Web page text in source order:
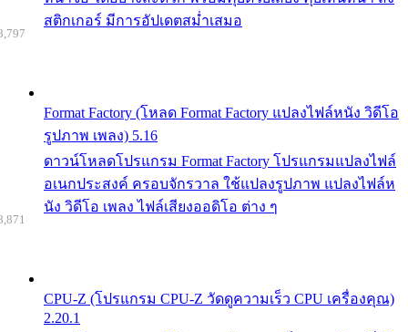
สติกเกอร์ มีการอัปเดตสม่ำเสมอ
Format Factory (โหลด Format Factory แปลงไฟล์หนัง วิดีโอ
รูปภาพ เพลง) 5.16
ดาวน์โหลดโปรแกรม Format Factory โปรแกรมแปลงไฟล์
อเนกประสงค์ ครอบจักรวาล ใช้แปลงรูปภาพ แปลงไฟล์ห
นัง วิดีโอ เพลง ไฟล์เสียงออดิโอ ต่าง ๆ
CPU-Z (โปรแกรม CPU-Z วัดดูความเร็ว CPU เครื่องคุณ)
2.20.1